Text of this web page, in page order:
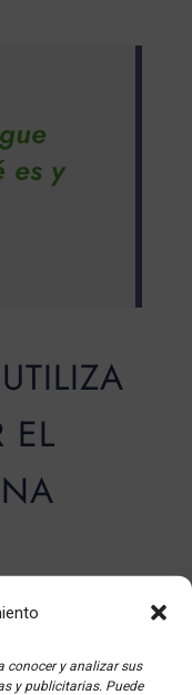
conocer y analizar sus
y publicitarias. Puede
es y
EL
que cada mano